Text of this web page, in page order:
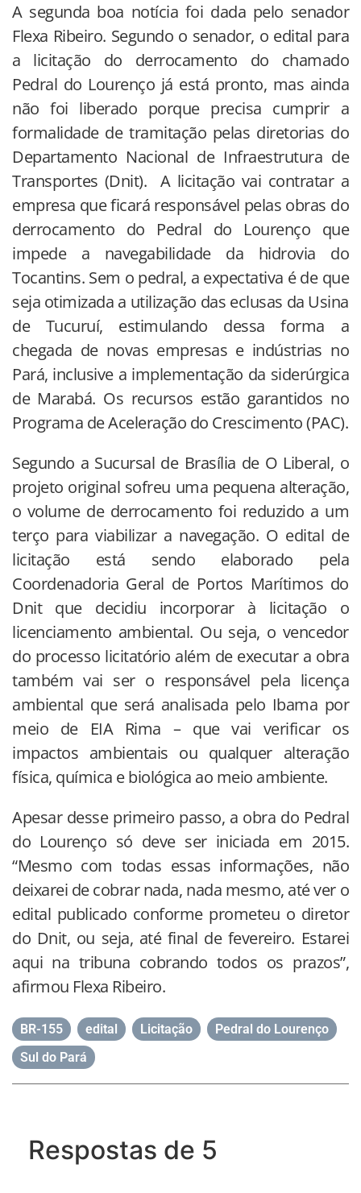
A segunda boa notícia foi dada pelo senador
Flexa Ribeiro. Segundo o senador, o edital para
a licitação do derrocamento do chamado
Pedral do Lourenço já está pronto, mas ainda
não foi liberado porque precisa cumprir a
formalidade de tramitação pelas diretorias do
Departamento Nacional de Infraestrutura de
Transportes (Dnit). A licitação vai contratar a
empresa que ficará responsável pelas obras do
derrocamento do Pedral do Lourenço que
impede a navegabilidade da hidrovia do
Tocantins. Sem o pedral, a expectativa é de que
seja otimizada a utilização das eclusas da Usina
de Tucuruí, estimulando dessa forma a
chegada de novas empresas e indústrias no
Pará, inclusive a implementação da siderúrgica
de Marabá. Os recursos estão garantidos no
Programa de Aceleração do Crescimento (PAC).
Segundo a Sucursal de Brasília de O Liberal, o
projeto original sofreu uma pequena alteração,
o volume de derrocamento foi reduzido a um
terço para viabilizar a navegação. O edital de
licitação está sendo elaborado pela
Coordenadoria Geral de Portos Marítimos do
Dnit que decidiu incorporar à licitação o
licenciamento ambiental. Ou seja, o vencedor
do processo licitatório além de executar a obra
também vai ser o responsável pela licença
ambiental que será analisada pelo Ibama por
meio de EIA Rima – que vai verificar os
impactos ambientais ou qualquer alteração
física, química e biológica ao meio ambiente.
Apesar desse primeiro passo, a obra do Pedral
do Lourenço só deve ser iniciada em 2015.
“Mesmo com todas essas informações, não
deixarei de cobrar nada, nada mesmo, até ver o
edital publicado conforme prometeu o diretor
do Dnit, ou seja, até final de fevereiro. Estarei
aqui na tribuna cobrando todos os prazos”,
afirmou Flexa Ribeiro.
BR-155 edital Licitação Pedral do Lourenço
Sul do Pará
Respostas de 5